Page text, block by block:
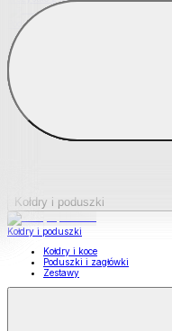
Podkładki na materace
Materace nawierzchniowe
Kołdry i poduszki
Kołdry i poduszki
Kołdry i koce
Poduszki i zagłówki
Zestawy